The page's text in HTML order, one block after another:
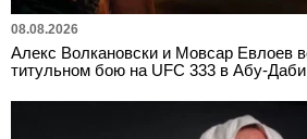
08.08.2026
Алекс Волкановски и Мовсар Евлоев
титульном бою на UFC 333 в Абу-Даби